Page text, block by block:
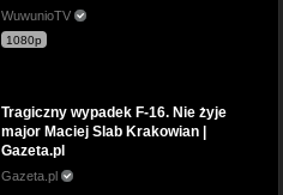
WuwunioTV
1080p
Tragiczny wypadek F-16. Nie żyje
major Maciej Slab Krakowian |
Gazeta.pl
Gazeta.pl